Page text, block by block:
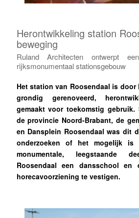
Herontwikkeling station
beweging
Ruland Architecten ontwerpt
rijksmonumentaal stationsgebouw
Het station van Roosendaal is door
grondig gerenoveerd,
gemaakt voor toekomstig gebruik.
de provincie Noord-Brabant, de
en Dansplein Roosendaal was dit
onderzoeken of het mogelijk
monumentale, leegstaande
Roosendaal een dansschool en
horecavoorziening te vestigen.